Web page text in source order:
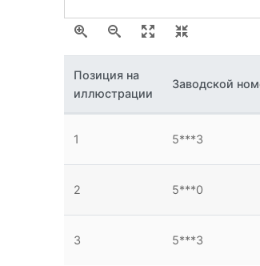
Позиция на
иллюстрации
Заводской
1 5***3
2 5***0
3 5***3